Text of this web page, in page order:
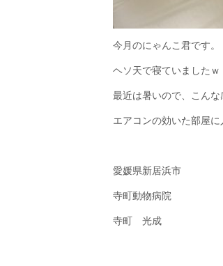
今月のにゃんこ君です。
ヘソ天で寝ていましたｗ
最近は暑いので、こんな
エアコンの効いた部屋
愛媛県新居浜市
寺町動物病院
寺町 光成